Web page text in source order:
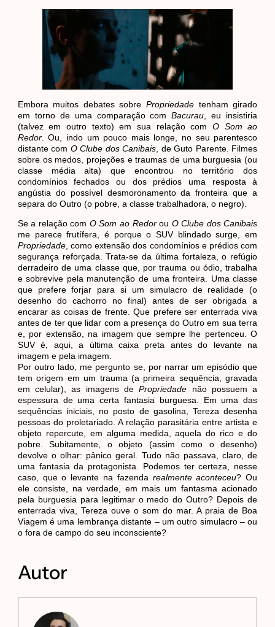
Embora muitos debates sobrePropriedade tenham girado
em torno de uma comparação comBacurau , eu insistiria
(talvez em outro texto) em sua relação com O Som ao
Redor. Ou, indo um pouco mais longe, no seu parentesco
distante com O Clube dos Canibais , de Guto Parente. Filmes
sobre os medos, projeções e traumas de uma burguesia (ou
classe média alta) que encontrou no território dos
condomínios fechados ou dos prédios uma resposta à
angústia do possível desmoronamento da fronteira que a
separa do Outro (o pobre, a classe trabalhadora, o negro).
Se a relação com O Som ao Redorou O Clube dos Canibais
me parece frutífera, é porque o SUV blindado surge, em
Propriedade, como extensão dos condomínios e prédios com
segurança reforçada. Trata-se da última fortaleza, o refúgio
derradeiro de uma classe que, por trauma ou ódio, trabalha
e sobrevive pela manutenção de uma fronteira. Uma classe
que prefere forjar para si um simulacro de realidade (o
desenho do cachorro no final) antes de ser obrigada a
encarar as coisas de frente. Que prefere ser enterrada viva
antes de ter que lidar com a presença do Outro em sua terra
e, por extensão, na imagem que sempre lhe pertenceu. O
SUV é, aqui, a última caixa preta antes do levante na
imagem e pela imagem.
Por outro lado, me pergunto se, por narrar um episódio que
tem origem em um trauma (a primeira sequência, gravada
em celular), as imagens dePropriedade não possuem a
espessura de uma certa fantasia burguesa. Em uma das
sequências iniciais, no posto de gasolina, Tereza desenha
pessoas do proletariado. A relação parasitária entre artista e
objeto repercute, em alguma medida, aquela do rico e do
pobre. Subitamente, o objeto (assim como o desenho)
devolve o olhar: pânico geral. Tudo não passava, claro, de
uma fantasia da protagonista. Podemos ter certeza, nesse
caso, que o levante na fazenda realmente aconteceu? Ou
ele consiste, na verdade, em mais um fantasma acionado
pela burguesia para legitimar o medo do Outro? Depois de
enterrada viva, Tereza ouve o som do mar. A praia de Boa
Viagem é uma lembrança distante – um outro simulacro – ou
o fora de campo do seu inconsciente?
Autor